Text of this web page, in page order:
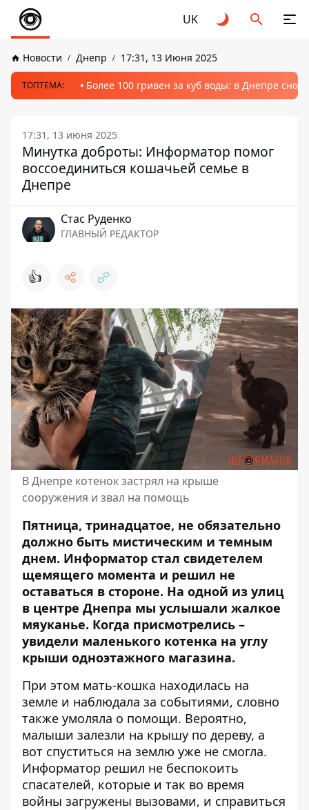
UK
Новости Днепр 17:31, 13 Июня 2025
ТОПТЕМА: Более 100 гривен за куб воды: в Днепре
17:31, 13 июня 2025
Минутка доброты: Информатор помог
воссоединиться кошачьей семье в
Днепре
Стаc Руденко
ГЛАВНЫЙ РЕДАКТОР
👍
В Днепре котенок застрял на крыше
сооружения и звал на помощь
Пятница, тринадцатое, не обязательно
должно быть мистическим и темным
днем. Информатор стал свидетелем
щемящего момента и решил не
оставаться в стороне. На одной из улиц
в центре Днепра мы услышали жалкое
мяуканье. Когда присмотрелись –
увидели маленького котенка на углу
крыши одноэтажного магазина.
При этом мать-кошка находилась на
земле и наблюдала за событиями, словно
также умоляла о помощи. Вероятно,
малыши залезли на крышу по дереву, а
вот спуститься на землю уже не смогла.
Информатор решил не беспокоить
спасателей, которые и так во время
войны загружены вызовами, и справиться